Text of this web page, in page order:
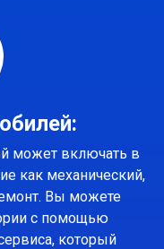
может включать в
как механический,
Вы можете
с помощью
который